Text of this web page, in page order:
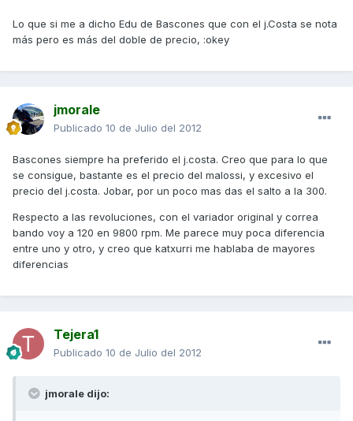
Lo que si me a dicho Edu de Bascones que con el j.Costa se nota
más pero es más del doble de precio, :okey
jmorale
Publicado 10 de Julio del 2012
Bascones siempre ha preferido el j.costa. Creo que para lo que
se consigue, bastante es el precio del malossi, y excesivo el
precio del j.costa. Jobar, por un poco mas das el salto a la 300.
Respecto a las revoluciones, con el variador original y correa
bando voy a 120 en 9800 rpm. Me parece muy poca diferencia
entre uno y otro, y creo que katxurri me hablaba de mayores
diferencias
Tejera1
Publicado 10 de Julio del 2012
jmorale dijo: